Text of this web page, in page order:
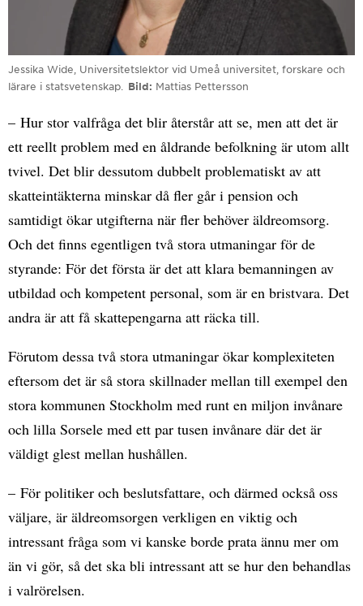
Jessika Wide, Universitetslektor vid Umeå universitet, forskare och
lärare i statsvetenskap.
Bild Mattias Pettersson
– Hur stor valfråga det blir återstår att se, men att det är
ett reellt problem med en åldrande befolkning är utom allt
tvivel. Det blir dessutom dubbelt problematiskt av att
skatteintäkterna minskar då fler går i pension och
samtidigt ökar utgifterna när fler behöver äldreomsorg.
Och det finns egentligen två stora utmaningar för de
styrande: För det första är det att klara bemanningen av
utbildad och kompetent personal, som är en bristvara. Det
andra är att få skattepengarna att räcka till.
Förutom dessa två stora utmaningar ökar komplexiteten
eftersom det är så stora skillnader mellan till exempel den
stora kommunen Stockholm med runt en miljon invånare
och lilla Sorsele med ett par tusen invånare där det är
väldigt glest mellan hushållen.
– För politiker och beslutsfattare, och därmed också oss
väljare, är äldreomsorgen verkligen en viktig och
intressant fråga som vi kanske borde prata ännu mer om
än vi gör, så det ska bli intressant att se hur den behandlas
i valrörelsen.